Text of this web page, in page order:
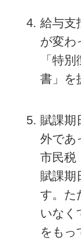
給与支
が変わ
「特
書」を
賦課期
外であ
市民税
賦課期
す。た
いなく
をもっ